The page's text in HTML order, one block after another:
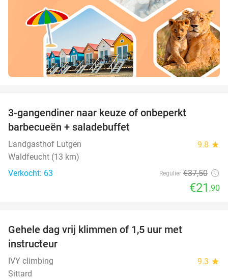
3-gangendiner naar keuze of onbeperkt
barbecueën + saladebuffet
Landgasthof Lutgen 9.8 star
Waldfeucht (13 km)
Verkocht: 63
Regulier €37,50
€21 ,90
Gehele dag vrij klimmen of 1,5 uur met
instructeur
IVY climbing 9.3 star
Sittard